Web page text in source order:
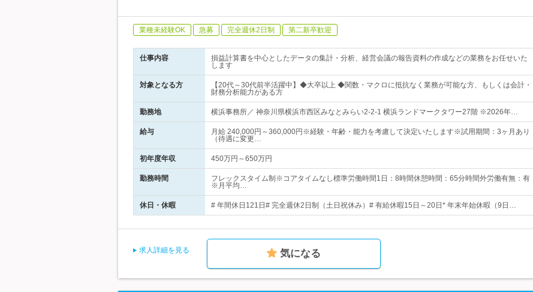
業種未経験OK 急募 完全週休2日制 第二新卒歓迎
仕事内容
損益計算書を中心としたデータの集計・分析、経営会議の報告資料の作成などの業務をお任せいた
します
対象となる方
【20代～30代前半活躍中】◆大卒以上 ◆関数・マクロに抵抗なく業務が可能な方、もしくは会計・
財務分析能力がある方
勤務地 横浜事務所／ 神奈川県横浜市西区みなとみらい2-2-1 横浜ランドマークタワー27階 ※2026年…
給与
月給 240,000円～360,000円※経験・年齢・能力を考慮して決定いたします※試用期間：3ヶ月あり
（待遇に変更…
初年度年収 450万円～650万円
勤務時間
フレックスタイム制※コアタイムなし標準労働時間1日：8時間休憩時間：65分時間外労働有無：有
※月平均…
休日・休暇 # 年間休日121日# 完全週休2日制（土日祝休み）# 有給休暇15日～20日* 年末年始休暇（9日…
求人詳細を見る 気になる